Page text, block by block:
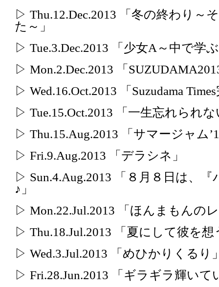
▷ Thu.12.Dec.2013 「冬の終わり～
た～」
▷ Tue.3.Dec.2013 「少女A～中で学
▷ Mon.2.Dec.2013 「
▷ Wed.16.Oct.2013 「Suzudama
▷ Tue.15.Oct.2013 「一生忘れられ
▷ Thu.15.Aug.2013 「サマージャム
▷ Fri.9.Aug.2013 「デラシネ」
▷ Sun.4.Aug.2013 「８月８日は、
♪」
▷ Mon.22.Jul.2013 「ほんまもんの
▷ Thu.18.Jul.2013 「夏にして彼を想
▷ Wed.3.Jul.2013 「めひかりくるり
▷ Fri.28.Jun.2013 「ギラギラ輝い